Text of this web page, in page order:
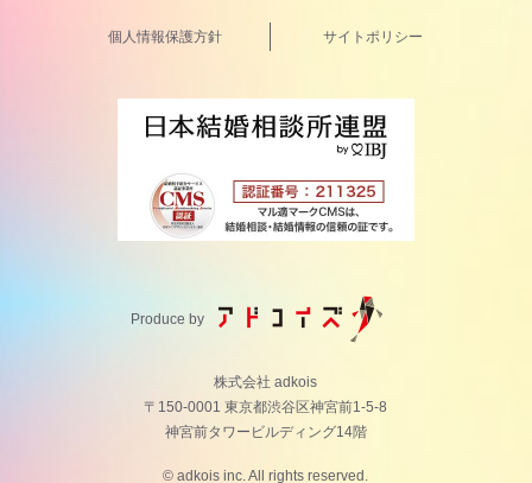
個人情報保護方針 サイトポリシー
Produce by
株式会社 adkois
〒150-0001 東京都渋谷区神宮前1-5-8
神宮前タワービルディング14階
© adkois inc. All rights reserved.